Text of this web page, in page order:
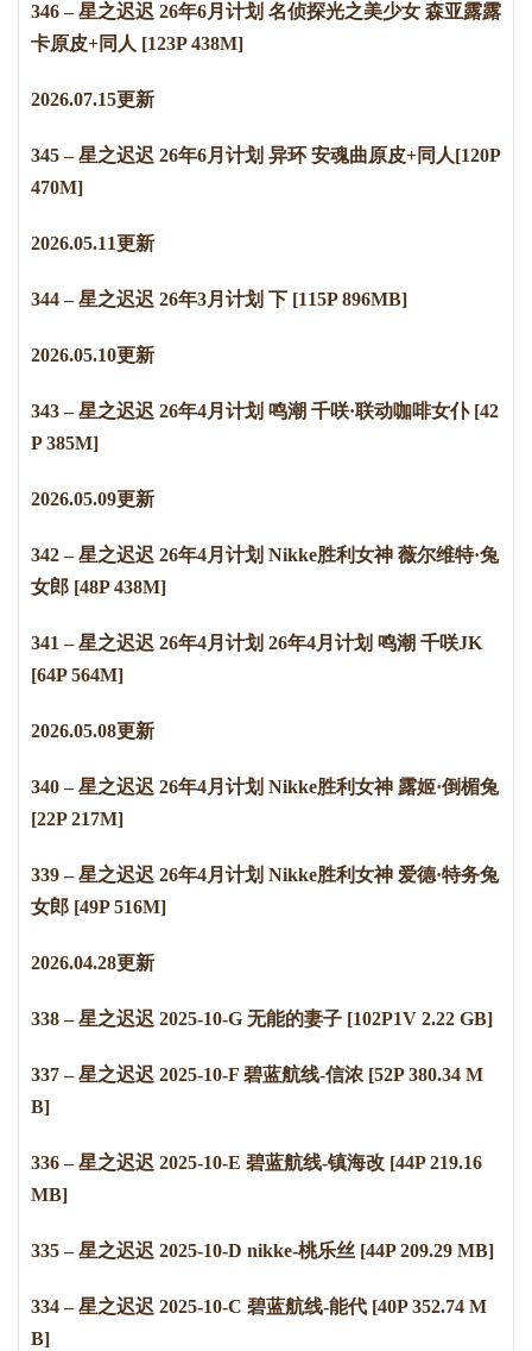
346 – 星之迟迟 26年6月计划 名侦探光之美少女 森亚露露
卡原皮+同人 [123P 438M]
2026.07.15更新
345 – 星之迟迟 26年6月计划 异环 安魂曲原皮+同人[120P
470M]
2026.05.11更新
344 – 星之迟迟 26年3月计划 下 [115P 896MB]
2026.05.10更新
343 – 星之迟迟 26年4月计划 鸣潮 千咲·联动咖啡女仆 [42
P 385M]
2026.05.09更新
342 – 星之迟迟 26年4月计划 Nikke胜利女神 薇尔维特·兔
女郎 [48P 438M]
341 – 星之迟迟 26年4月计划 26年4月计划 鸣潮 千咲JK
[64P 564M]
2026.05.08更新
340 – 星之迟迟 26年4月计划 Nikke胜利女神 露姬·倒楣兔
[22P 217M]
339 – 星之迟迟 26年4月计划 Nikke胜利女神 爱德·特务兔
女郎 [49P 516M]
2026.04.28更新
338 – 星之迟迟 2025-10-G 无能的妻子 [102P1V 2.22 GB]
337 – 星之迟迟 2025-10-F 碧蓝航线-信浓 [52P 380.34 M
B]
336 – 星之迟迟 2025-10-E 碧蓝航线-镇海改 [44P 219.16
MB]
335 – 星之迟迟 2025-10-D nikke-桃乐丝 [44P 209.29 MB]
334 – 星之迟迟 2025-10-C 碧蓝航线-能代 [40P 352.74 M
B]